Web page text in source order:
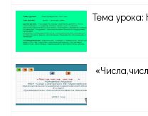
Тема урока: